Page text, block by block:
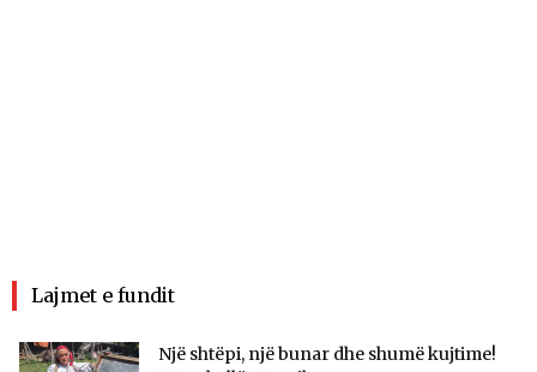
Lajmet e fundit
Një shtëpi, një bunar dhe shumë kujtime!